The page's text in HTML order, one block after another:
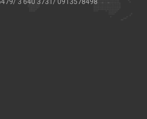
3 640 3731/ 0913578498